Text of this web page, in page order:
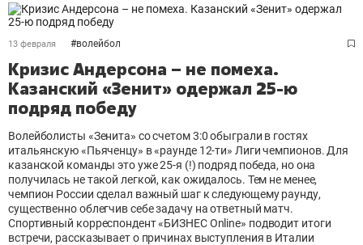
13 февраля #волейбол
Кризис Андерсона – не помеха.
Казанский «Зенит» одержал 25-ю
подряд победу
Волейболисты «Зенита» со счетом 3:0 обыграли в гостях
итальянскую «Пьяченцу» в «раунде 12-ти» Лиги чемпионов. Для
казанской команды это уже 25-я (!) подряд победа, но она
получилась не такой легкой, как ожидалось. Тем не менее,
чемпион России сделал важный шаг к следующему раунду,
существенно облегчив себе задачу на ответный матч.
Спортивный корреспондент «БИЗНЕС Online» подводит итоги
встречи, рассказывает о причинах выступления в Италии